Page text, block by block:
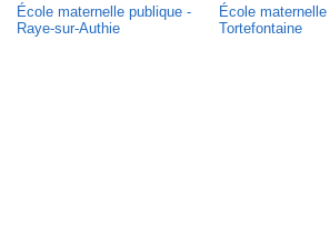
École maternelle publique -
Raye-sur-Authie
École
Tortefontaine